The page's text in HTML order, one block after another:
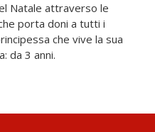
Natale attraverso le
porta doni a tutti i
che vive la sua
da 3 anni.